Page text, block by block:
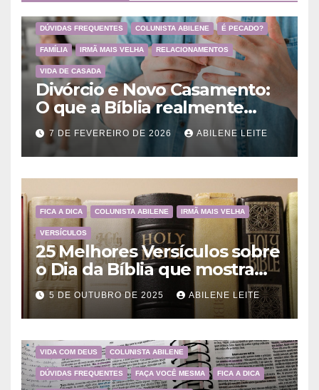
DÚVIDAS FREQUENTES COLUNISTA ABILENE É PECADO?
FAMÍLIA IRMÃ MAIS VELHA RELACIONAMENTOS
VIDA DE CASADA
Divórcio e Novo Casamento:
O que a Bíblia realmente
ensina
7 DE FEVEREIRO DE 2026 ABILENE LEITE
FICA A DICA COLUNISTA ABILENE IRMÃ MAIS VELHA
VERSÍCULOS
25 Melhores Versículos sobre
o Dia da Bíblia que mostram
a importância da Palavra de
Deus
5 DE OUTUBRO DE 2025 ABILENE LEITE
VIDA COM DEUS COLUNISTA ABILENE
DÚVIDAS FREQUENTES FAÇA VOCÊ MESMA FICA A DICA